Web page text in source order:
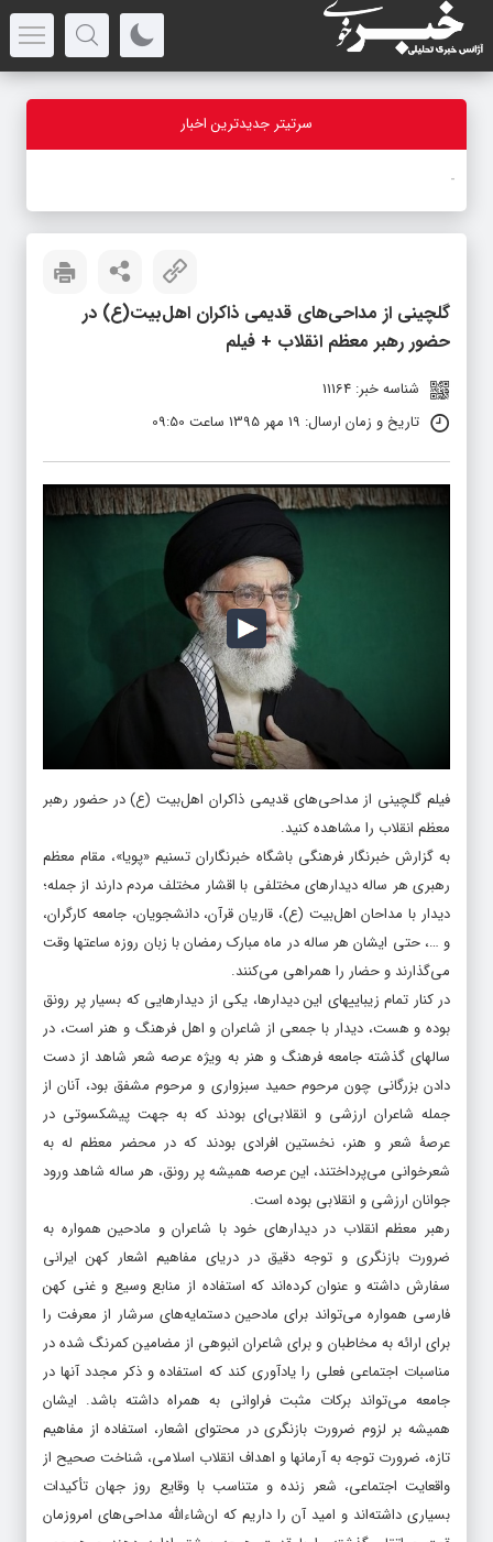
سرتیتر جدیدترین اخبار
-
گلچینی از مداحی‌‌های قدیمی ذاکران اهل‌بیت(ع) در
حضور رهبر معظم انقلاب + فیلم
شناسه خبر: 11164
تاریخ و زمان ارسال: 19 مهر 1395 ساعت 09:50
فیلم گلچینی از مداحی‌‌های قدیمی ذاکران اهل‌بیت (ع) در حضور رهبر
معظم انقلاب را مشاهده کنید.
به گزارش خبرنگار فرهنگی باشگاه خبرنگاران تسنیم «پویا»، مقام معظم
رهبری هر ساله دیدارهای مختلفی با اقشار مختلف مردم دارند از جمله؛
دیدار با مداحان اهل‌بیت (ع)، قاریان قرآن، دانشجویان، جامعه کارگران،
و …، حتی ایشان هر ساله در ماه مبارک رمضان با زبان روزه ساعتها وقت
می‌گذارند و حضار را همراهی می‌کنند.
در کنار تمام زیباییهای این دیدارها، یکی از دیدارهایی که بسیار پر رونق
بوده و هست، دیدار با جمعی از شاعران و اهل فرهنگ و هنر است، در
سالهای گذشته جامعه فرهنگ و هنر به ویژه عرصه شعر شاهد از دست
دادن بزرگانی چون مرحوم حمید سبزواری و مرحوم مشفق بود، آنان از
جمله شاعران ارزشی و انقلابی‌ای بودند که به جهت پیشکسوتی در
عرصۀ شعر و هنر، نخستین افرادی بودند که در محضر معظم له به
شعرخوانی می‌پرداختند، این عرصه همیشه پر رونق، هر ساله شاهد ورود
جوانان ارزشی و انقلابی بوده است.
رهبر معظم انقلاب در دیدارهای خود با شاعران و مادحین همواره به
ضرورت بازنگری و توجه دقیق در دریای مفاهیم اشعار کهن ایرانی
سفارش داشته‌ و عنوان کرده‌اند که استفاده از منابع وسیع و غنی کهن
فارسی همواره می‌‌تواند برای مادحین دستمایه‌‌های سرشار از معرفت را
برای ارائه به مخاطبان و برای شاعران انبوهی از مضامین کمرنگ شده در
مناسبات اجتماعی فعلی را یادآوری کند که استفاده و ذکر مجدد آنها در
جامعه می‌‌تواند برکات مثبت فراوانی به همراه داشته باشد. ایشان
همیشه بر لزوم ضرورت بازنگری در محتوای اشعار، استفاده از مفاهیم
تازه، ضرورت توجه به آرمانها و اهداف انقلاب اسلامی، شناخت صحیح از
واقعایت اجتماعی، شعر زنده و متناسب با وقایع روز جهان تأکیدات
بسیاری داشته‌اند و امید آن را داریم که ان‌شاءالله مداحی‌های امروزمان